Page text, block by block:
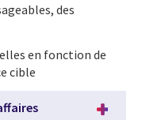
des
en fonction de
cible